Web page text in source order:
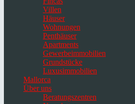
Villen
Häuser
Wohnungen
Penthäuser
Apartments
Gewerbeimmobilien
Grundstücke
Luxusimmobilien
Mallorca
Über uns
Beratungszentren